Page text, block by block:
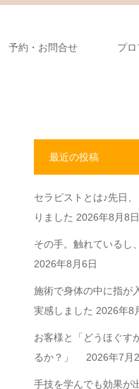
予約・お問合せ プ
最近の投稿
セラピストとは♪先日
りました 2026年8月8日
その手。触れているし
2026年8月6日
施術で身体の中に指が
実感しました 2026年8
お客様と「どうほぐす
るか？」
2026年7月
手技を学んでも効果が